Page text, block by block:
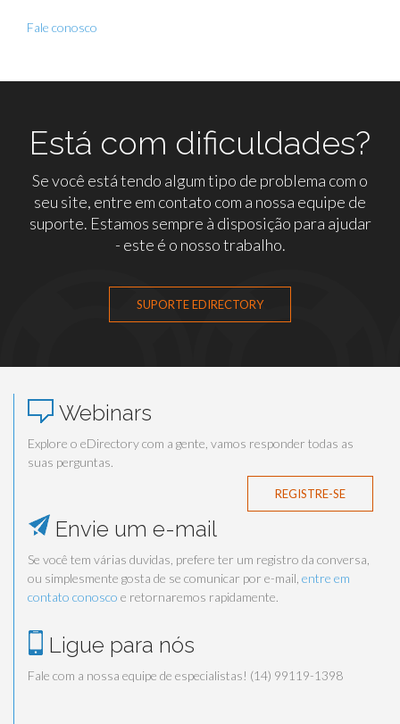
Fale conosco
Está com dificuldades?
Se você está tendo algum tipo de problema com o
seu site, entre em contato com a nossa equipe de
suporte. Estamos sempre à disposição para ajudar
- este é o nosso trabalho.
SUPORTE EDIRECTORY
Webinars
Explore o eDirectory com a gente, vamos responder todas as
suas perguntas.
REGISTRE-SE
Envie um e-mail
Se você tem várias duvidas, prefere ter um registro da conversa,
ou simplesmente gosta de se comunicar por e-mail, entre em
contato conosco e retornaremos rapidamente.
Ligue para nós
Fale com a nossa equipe de especialistas! (14) 99119-1398